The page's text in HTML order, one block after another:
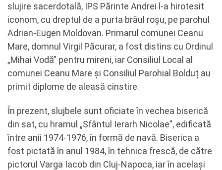
slujire sacerdotală, IPS Părinte Andrei l-a hirotesit
iconom, cu dreptul de a purta brâul roșu, pe parohul
Adrian-Eugen Moldovan. Primarul comunei Ceanu
Mare, domnul Virgil Păcurar, a fost distins cu Ordinul
„Mihai Vodă” pentru mireni, iar Consiliul Local al
comunei Ceanu Mare și Consiliul Parohial Bolduț au
primit diplome de aleasă cinstire.
În prezent, slujbele sunt oficiate în vechea biserică
din sat, cu hramul „Sfântul Ierarh Nicolae”, edificată
între anii 1974-1976, în formă de navă. Biserica a
fost pictată în anul 1984, în tehnica frescă, de către
pictorul Varga Iacob din Cluj-Napoca, iar în același